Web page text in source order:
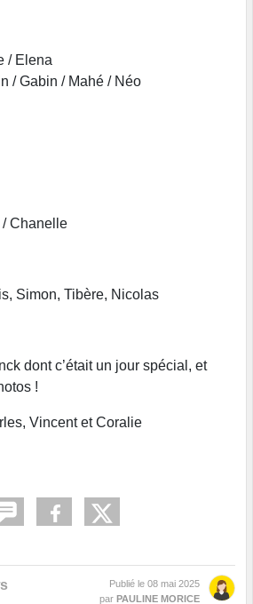
/ Marie / Elena
/ Mahé / Néo
:
/ Chanelle
Simon, Tibère, Nicolas
dont c’était un jour spécial, et
!
Vincent et Coralie
Publié le 08 mai 2025
par PAULINE MORICE